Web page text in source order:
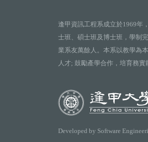
逢甲資訊工程系成立於1969年
士班、碩士班及博士班，學制
業系友萬餘人。本系以教學為
人才; 鼓勵產學合作，培育務實
Developed by Software